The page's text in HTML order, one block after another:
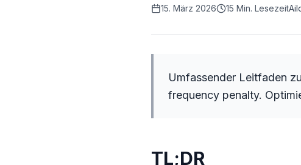
15. März 2026 15 Min. Lesezeit
Umfassender Leitfaden
frequency penalty.
TL;DR